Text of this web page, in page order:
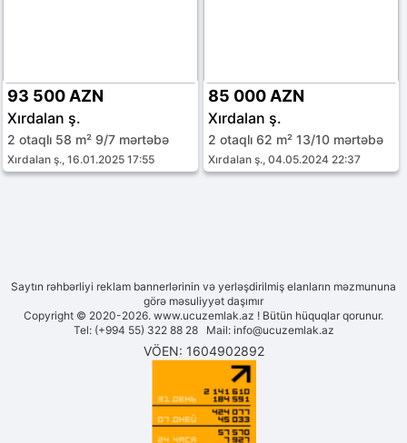
93 500 AZN
Xırdalan ş.
2 otaqlı 58 m² 9/7 mərtəbə
Xırdalan ş., 16.01.2025 17:55
85 000 AZN
Xırdalan ş.
2 otaqlı 62 m² 13/10 mərtəbə
Xırdalan ş., 04.05.2024 22:37
Saytın rəhbərliyi reklam bannerlərinin və yerləşdirilmiş elanların məzmununa
görə məsuliyyət daşımır
Copyright © 2020-2026. www.ucuzemlak.az ! Bütün hüquqlar qorunur.
Tel: (+994 55) 322 88 28 Mail: info@ucuzemlak.az
VÖEN: 1604902892